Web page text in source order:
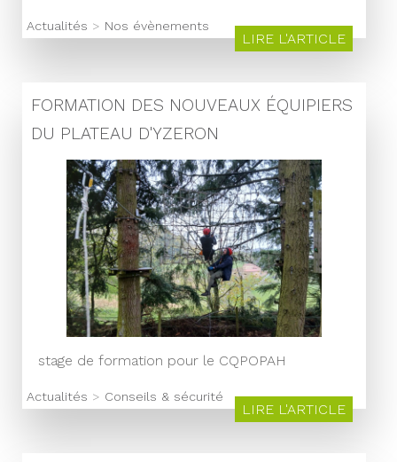
Actualités > Nos évènements
LIRE L'ARTICLE
FORMATION DES NOUVEAUX ÉQUIPIERS
DU PLATEAU D'YZERON
stage de formation pour le CQPOPAH
Actualités > Conseils & sécurité
LIRE L'ARTICLE